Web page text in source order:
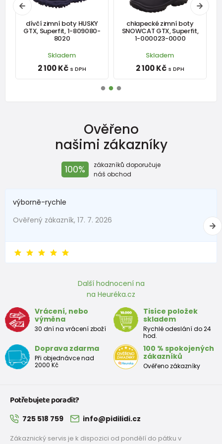
Rozměr
stélky v
120 126 133 139 145 151 157
Botky pro předškoláka
Velikost
170 176 183 189 195 201
EU
35 36 37
Rozměr
stélky v
mm
225
dívčí zimní boty HUSKY
GTX, Superfit, 1-809080-
8020
Skladem
2 100 Kč s DPH
chlapecké zimní boty
SNOWCAT GTX, Superfit,
1-000023-0000
Skladem
2 100 Kč s DPH
Ověřeno
našimi zákazníky
100%
zákazníků doporučuje
náš obchod
výborně-rychle
Ověřený zákazník, 17. 7. 2026
Další hodnocení na
na Heuréka.cz
Vrácení, nebo
výměna
30 dní na vrácení zboží
Tisíce položek
skladem
Rychlé odeslání do 24
hod.
Doprava zdarma
Při objednávce nad
2000 Kč
100 % spokojených
zákazníků
Ověřeno zákazníky
Potřebujete poradit?
725 518 759 info@pidilidi.cz
Zákaznický servis je k dispozici od pondělí do pátku v